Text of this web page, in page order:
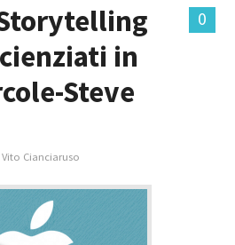
0
in
Steve
Vito Cianciaruso